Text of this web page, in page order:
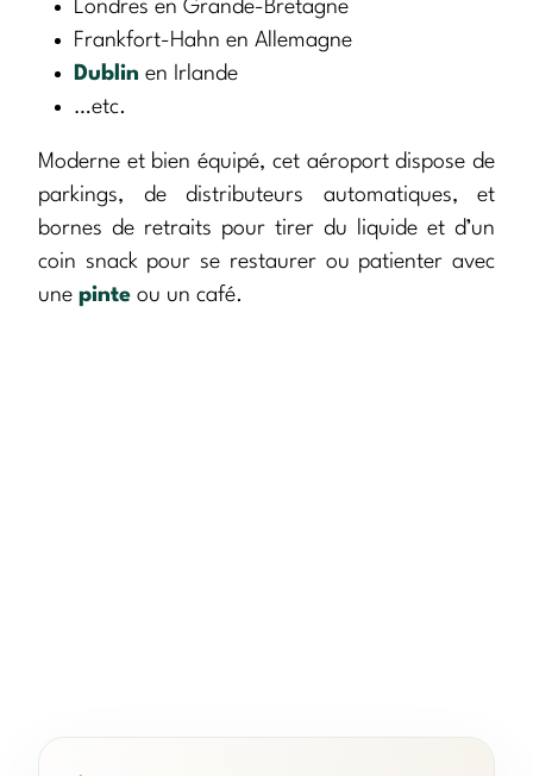
Londres en Grande-Bretagne
Frankfort-Hahn en Allemagne
Dublin en Irlande
…etc.
Moderne et bien équipé, cet aéroport dispose de
parkings, de distributeurs automatiques, et
bornes de retraits pour tirer du liquide et d’un
coin snack pour se restaurer ou patienter avec
une pinte ou un café.